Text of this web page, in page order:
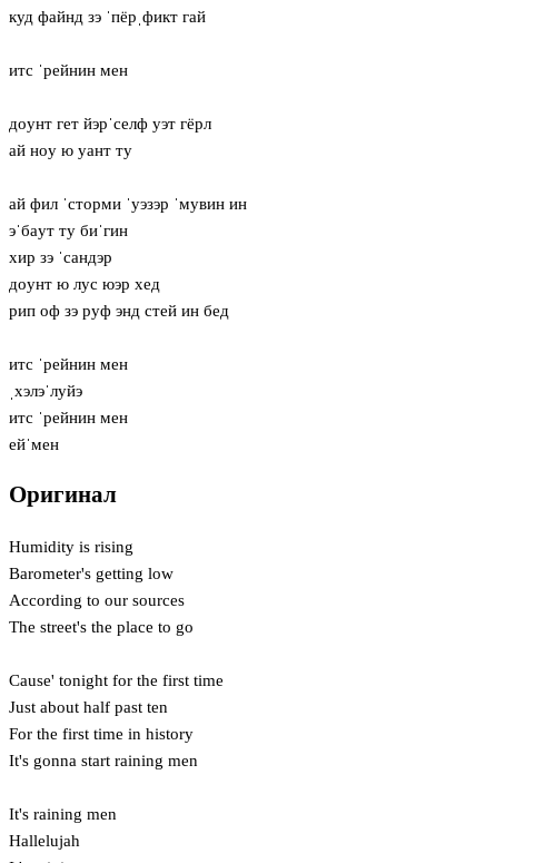
куд файнд зэ ˈпёрˌфикт гай
итс ˈрейнин мен
дoунт гет йэрˈселф уэт гёрл
ай нoу ю уант ту
ай фил ˈсторми ˈуэзэр ˈмувин ин
эˈбaут ту биˈгин
хир зэ ˈсандэр
дoунт ю лус юэр хед
рип оф зэ руф энд стей ин бед
итс ˈрейнин мен
ˌхэлэˈлуйэ
итс ˈрейнин мен
ейˈмен
Оригинал
Humidity is rising
Barometer's getting low
According to our sources
The street's the place to go
Cause' tonight for the first time
Just about half past ten
For the first time in history
It's gonna start raining men
It's raining men
Hallelujah